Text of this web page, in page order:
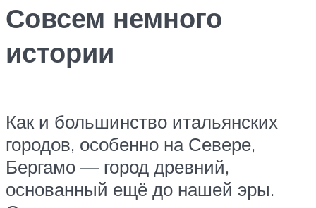
Совсем немного
истории
Как и большинство итальянских
городов, особенно на Севере,
Бергамо — город древний,
основанный ещё до нашей эры.